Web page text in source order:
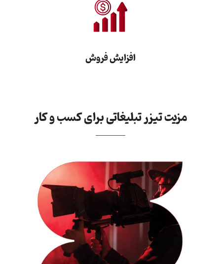
افزایش فروش​
مزیت تیزر تبلیغاتی برای کسب و کار